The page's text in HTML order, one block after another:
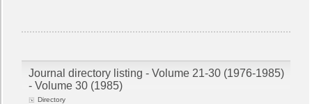
Journal directory listing - Volume 21-30 (1976-1985)
- Volume 30 (1985)
Directory